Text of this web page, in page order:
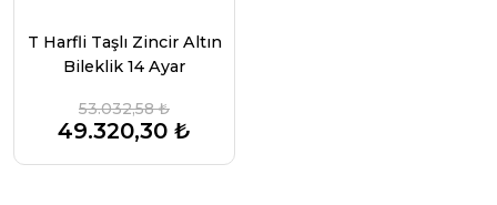
T Harfli Taşlı Zincir Altın
Bileklik 14 Ayar
49.320,30 ₺
53.032,58 ₺